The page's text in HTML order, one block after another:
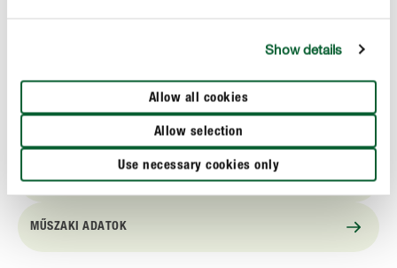
Show details
Allow all cookies
Allow selection
Use necessary cookies only
nitrátmentes és csökkentett foszfáttartalmú
gyermekekre és házi állatokra nem ártalmas
HASZNÁLAT
MŰSZAKI ADATOK